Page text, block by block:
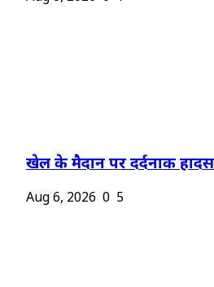
खेल के मैदान पर दर्दनाक
Aug 6, 2026 0 5